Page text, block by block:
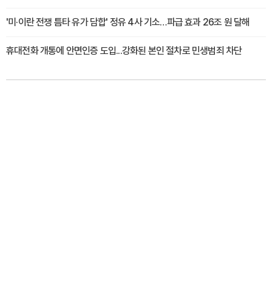
'미·이란 전쟁 틈타 유가 담합' 정유 4사 기소…파급 효과 26조 원 달해
휴대전화 개통에 안면인증 도입...강화된 본인 절차로 민생범죄 차단